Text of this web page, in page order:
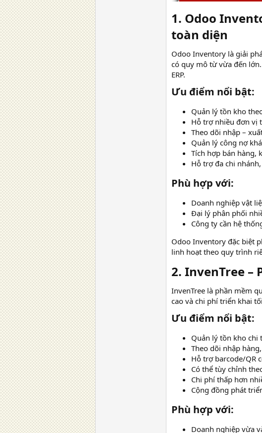
1. Odoo
toàn diện​
Odoo Inventory là giải
có quy mô từ vừa đến
ERP.
Ưu điểm nổi bật:​
Quản lý tồn kho
Hỗ trợ nhiều đơn vị
Theo dõi nhập –
Quản lý công nợ
Tích hợp bán hàng,
Hỗ trợ đa chi
Phù hợp với:​
Doanh nghiệp vật
Đại lý phân phối
Công ty cần hệ
Odoo Inventory đặc biệt
linh hoạt theo quy trình
2. InvenTree
InvenTree là phần mềm
cao và chi phí triển khai
Ưu điểm nổi bật:​
Quản lý tồn kho chi
Theo dõi nhập
Hỗ trợ barcode/QR
Có thể tùy chỉnh
Chi phí thấp hơn
Cộng đồng phát
Phù hợp với:​
Doanh nghiệp vừa